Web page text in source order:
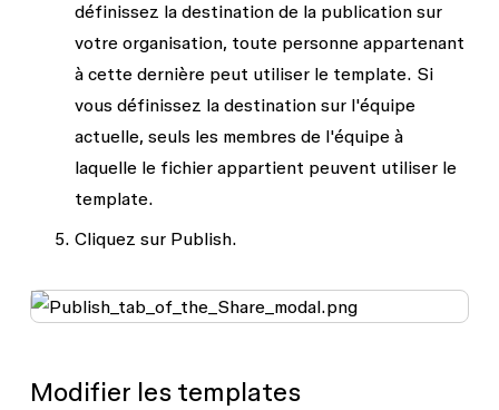
définissez la destination de la publication sur
votre organisation, toute personne appartenant
à cette dernière peut utiliser le template. Si
vous définissez la destination sur l'équipe
actuelle, seuls les membres de l'équipe à
laquelle le fichier appartient peuvent utiliser le
template.
Cliquez sur Publish.
Modifier les templates